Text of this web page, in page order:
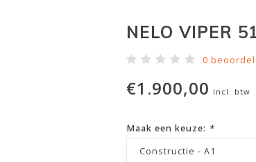
NELO VIPER
0
€1.900,00 Incl. btw
Maak een keuze: *
Constructie - A1